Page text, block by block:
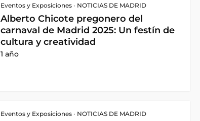
Eventos y Exposiciones • NOTICIAS DE MADRID
Alberto Chicote pregonero del
carnaval de Madrid 2025: Un festín de
cultura y creatividad
1 año
Eventos y Exposiciones • NOTICIAS DE MADRID